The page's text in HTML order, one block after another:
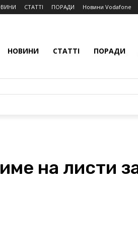
СТАТТІ ПОРАДИ Новини Vodafone
НОВИНИ СТАТТІ ПОРАДИ
на листи